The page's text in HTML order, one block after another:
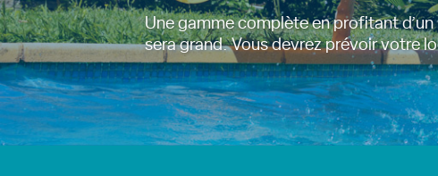
Une gamme complète en profitant
sera grand. Vous devrez prévoir votre